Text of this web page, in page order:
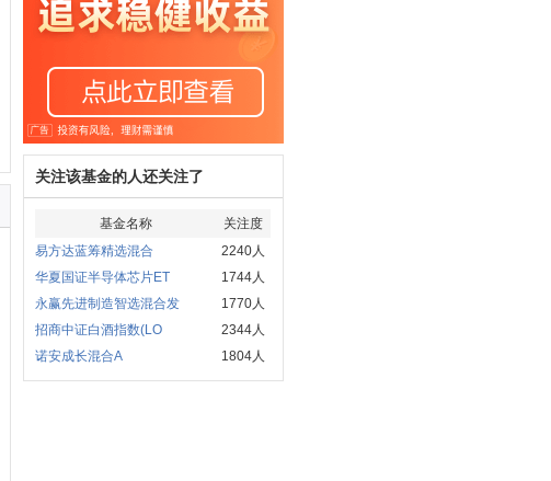
关注该基金的人还关注了
基金名称
关注度
易方达蓝筹精选混合
2240人
华夏国证半导体芯片ET
1744人
永赢先进制造智选混合发
1770人
招商中证白酒指数(LO
2344人
诺安成长混合A
1804人